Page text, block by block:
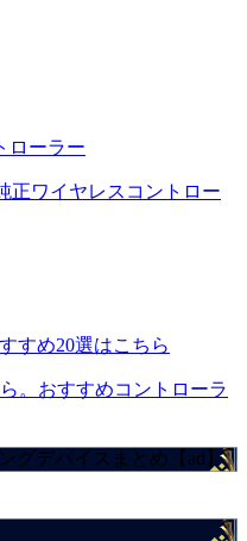
ローラー
正ワイヤレスコントロー
すめ20選はこちら
。おすすめコントローラ
グデバイスまとめ【ad】